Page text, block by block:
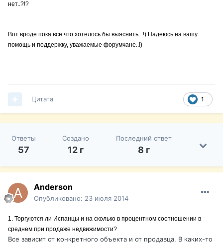
нет..?!?
Вот вроде пока всё что хотелось бы выяснить...!) Надеюсь на вашу
помощь и поддержку, уважаемые форумчане..!)
1
Цитата
Ответы
57
Создано
12 г
Последний ответ
8 г
Anderson
Опубликовано: 23 июля 2014
1. Торгуются ли Испанцы и на сколько в процентном соотношении в
среднем при продаже недвижимости?
Все зависит от конкретного объекта и от продавца. В каких-то